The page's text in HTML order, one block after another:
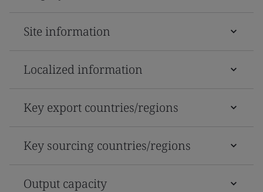
Site information
Localized information
Key export countries/regions
Key sourcing countries/regions
Output capacity